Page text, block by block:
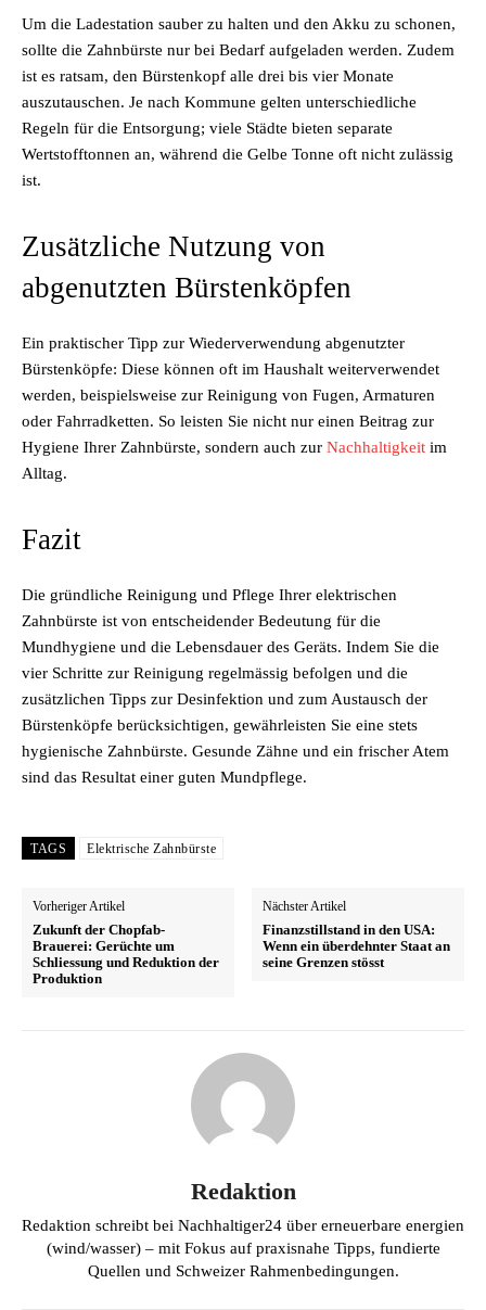
Um die Ladestation sauber zu halten und den Akku zu schonen,
sollte die Zahnbürste nur bei Bedarf aufgeladen werden. Zudem
ist es ratsam, den Bürstenkopf alle drei bis vier Monate
auszutauschen. Je nach Kommune gelten unterschiedliche
Regeln für die Entsorgung; viele Städte bieten separate
Wertstofftonnen an, während die Gelbe Tonne oft nicht zulässig
ist.
Zusätzliche Nutzung von
abgenutzten Bürstenköpfen
Ein praktischer Tipp zur Wiederverwendung abgenutzter
Bürstenköpfe: Diese können oft im Haushalt weiterverwendet
werden, beispielsweise zur Reinigung von Fugen, Armaturen
oder Fahrradketten. So leisten Sie nicht nur einen Beitrag zur
Hygiene Ihrer Zahnbürste, sondern auch zur Nachhaltigkeit im
Alltag.
Fazit
Die gründliche Reinigung und Pflege Ihrer elektrischen
Zahnbürste ist von entscheidender Bedeutung für die
Mundhygiene und die Lebensdauer des Geräts. Indem Sie die
vier Schritte zur Reinigung regelmässig befolgen und die
zusätzlichen Tipps zur Desinfektion und zum Austausch der
Bürstenköpfe berücksichtigen, gewährleisten Sie eine stets
hygienische Zahnbürste. Gesunde Zähne und ein frischer Atem
sind das Resultat einer guten Mundpflege.
TAGS Elektrische Zahnbürste
Vorheriger Artikel
Zukunft der Chopfab-
Brauerei: Gerüchte um
Schliessung und Reduktion der
Produktion
Nächster Artikel
Finanzstillstand in den USA:
Wenn ein überdehnter Staat an
seine Grenzen stösst
Redaktion
Redaktion schreibt bei Nachhaltiger24 über erneuerbare energien
(wind/wasser) – mit Fokus auf praxisnahe Tipps, fundierte
Quellen und Schweizer Rahmenbedingungen.